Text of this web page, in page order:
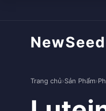
NewSeed
Trang chủ›Sản Phẩm›